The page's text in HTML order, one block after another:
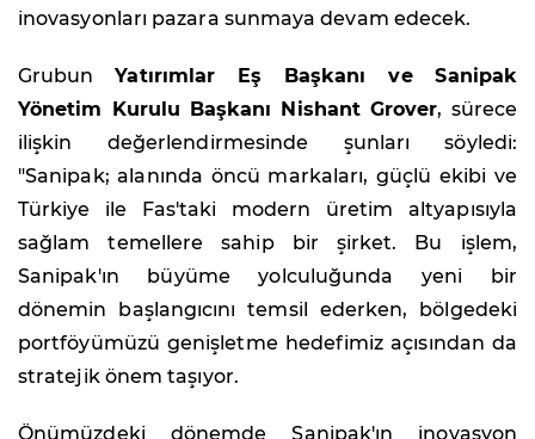
inovasyonları pazara sunmaya devam edecek.
GrubunYatırımlar Eş Başkanı ve Sanipak
Yönetim Kurulu Başkanı Nishant Grover, sürece
ilişkin değerlendirmesinde şunları söyledi:
"Sanipak; alanında öncü markaları, güçlü ekibi ve
Türkiye ile Fas'taki modern üretim altyapısıyla
sağlam temellere sahip bir şirket. Bu işlem,
Sanipak'ın büyüme yolculuğunda yeni bir
dönemin başlangıcını temsil ederken, bölgedeki
portföyümüzü genişletme hedefimiz açısından da
stratejik önem taşıyor.
Önümüzdeki dönemde Sanipak'ın inovasyon